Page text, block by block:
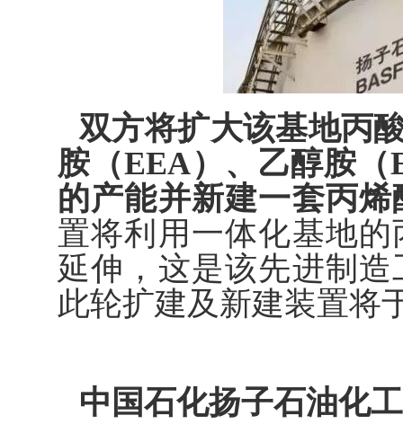
双方将扩大该基地丙
胺（EEA）、乙醇胺
的产能并新建一套丙
置将利用一体化基地
延伸，这是该先进制
此轮扩建及新建装置将
中国石化扬子石油化